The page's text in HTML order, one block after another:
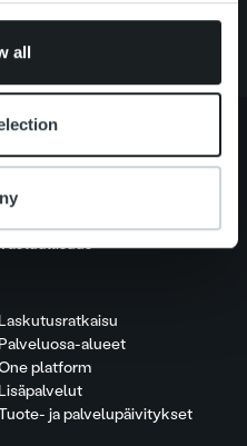
collected from your use
all
ja organisaatio
Laskutusratkaisu
Palveluosa-alueet
platform
Lisäpalvelut
ja palvelupäivitykset